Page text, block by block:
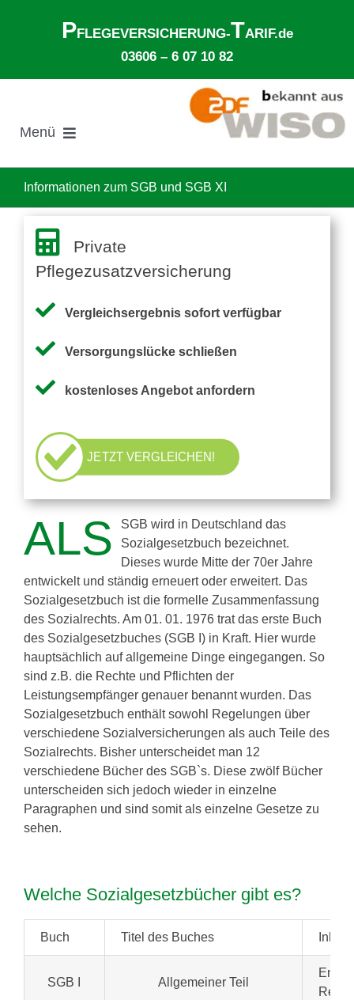
PFLEGEVERSICHERUNG-TARIF.de
03606 – 6 07 10 82
Menü
Suche
nach:
Ø Pflegekosten im Pflegeheim
Pflegezusatzversicherung
Pflegezusatz – Vergleichsrechner
Vorerkrankung
Testsieger
Informationen zum SGB und SGB XI
Private
Pflegezusatzversicherung
Vergleichsergebnis sofort verfügbar
Versorgungslücke schließen
kostenloses Angebot anfordern
JETZT VERGLEICHEN!
ALS
SGB wird in Deutschland das
Sozialgesetzbuch bezeichnet.
Dieses wurde Mitte der 70er Jahre
entwickelt und ständig erneuert oder erweitert. Das
Sozialgesetzbuch ist die formelle Zusammenfassung
des Sozialrechts. Am 01. 01. 1976 trat das erste Buch
des Sozialgesetzbuches (SGB I) in Kraft. Hier wurde
hauptsächlich auf allgemeine Dinge eingegangen. So
sind z.B. die Rechte und Pflichten der
Leistungsempfänger genauer benannt wurden. Das
Sozialgesetzbuch enthält sowohl Regelungen über
verschiedene Sozialversicherungen als auch Teile des
Sozialrechts. Bisher unterscheidet man 12
verschiedene Bücher des SGB`s. Diese zwölf Bücher
unterscheiden sich jedoch wieder in einzelne
Paragraphen und sind somit als einzelne Gesetze zu
sehen.
Welche Sozialgesetzbücher gibt es?
Buch Titel des Buches
SGB I Allgemeiner Teil